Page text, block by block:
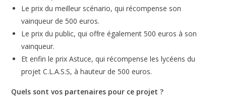
Le prix du meilleur scénario, qui récompense son
vainqueur de 500 euros.
Le prix du public, qui offre également 500 euros à son
vainqueur.
Et enfin le prix Astuce, qui récompense les lycéens du
projet C.L.A.S.S, à hauteur de 500 euros.
Quels sont vos partenaires pour ce projet ?